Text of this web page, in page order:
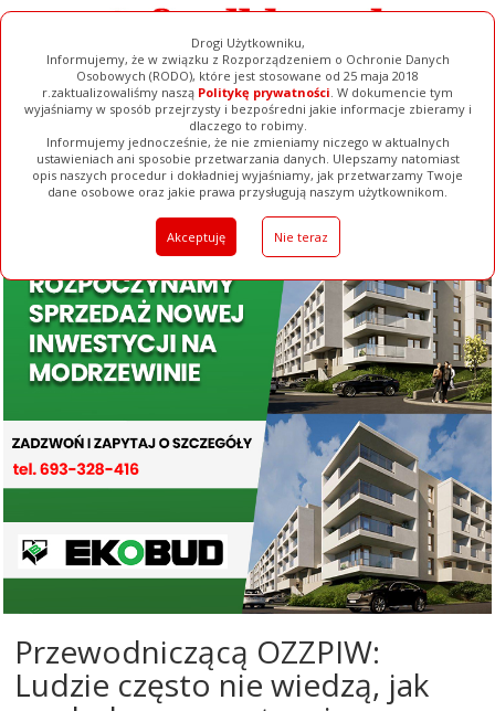
Drogi Użytkowniku,
Informujemy, że w związku z Rozporządzeniem o Ochronie Danych
Osobowych (RODO), które jest stosowane od 25 maja 2018
r.zaktualizowaliśmy naszą Politykę prywatności. W dokumencie tym
wyjaśniamy w sposób przejrzysty i bezpośredni jakie informacje zbieramy i
dlaczego to robimy.
Informujemy jednocześnie, że nie zmieniamy niczego w aktualnych
ustawieniach ani sposobie przetwarzania danych. Ulepszamy natomiast
opis naszych procedur i dokładniej wyjaśniamy, jak przetwarzamy Twoje
dane osobowe oraz jakie prawa przysługują naszym użytkownikom.
Akceptuję Nie teraz
Ogłoszenia Filmy Galerie Baza Firm Pełna Wersja
Przewodniczącą OZZPIW:
Ludzie często nie wiedzą, jak